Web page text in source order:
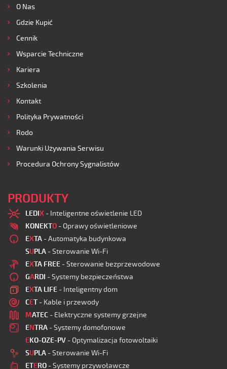
O Nas
Gdzie Kupić
Cennik
Wsparcie Techniczne
Kariera
Szkolenia
Kontakt
Polityka Prywatności
Rodo
Warunki Używania Serwisu
Procedura Ochrony Sygnalistów
PRODUKTY
LEDIX - Inteligentne oświetlenie LED
KONEKTO - Oprawy oświetleniowe
EXTA - Automatyka budynkowa
SUPLA - Sterowanie Wi-Fi
EXTA FREE - Sterowanie bezprzewodowe
GARDI - Systemy bezpieczeństwa
EXTA LIFE - Inteligentny dom
CET - Kable i przewody
MATEC - Elektryczne systemy grzejne
ENTRA - Systemy domofonowe
EKO-OZE-PV - Optymalizacja fotowoltaiki
SUPLA - Sterowanie Wi-Fi
ETERO - Systemy przywoławcze